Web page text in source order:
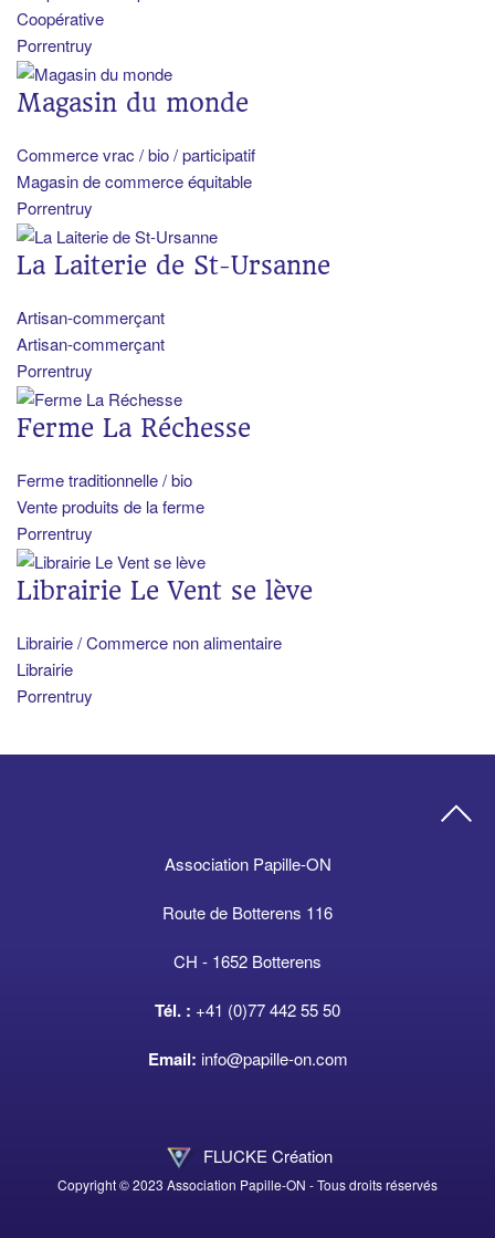
Coopérative
Porrentruy
Magasin du monde
Commerce vrac / bio / participatif
Magasin de commerce équitable
Porrentruy
La Laiterie de St-Ursanne
Artisan-commerçant
Artisan-commerçant
Porrentruy
Ferme La Réchesse
Ferme traditionnelle / bio
Vente produits de la ferme
Porrentruy
Librairie Le Vent se lève
Librairie / Commerce non alimentaire
Librairie
Porrentruy
Association Papille-ON
Route de Botterens 116
CH - 1652 Botterens
Tél. : +41 (0)77 442 55 50
Email: info@papille-on.com
FLUCKE Création
Copyright © 2023 Association Papille-ON - Tous droits réservés